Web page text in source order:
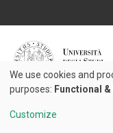
© 2026 Padova University
Use
of
We use cookies and
purposes: Functional
Customize